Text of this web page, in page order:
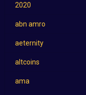
2020
abn amro
aeternity
altcoins
ama